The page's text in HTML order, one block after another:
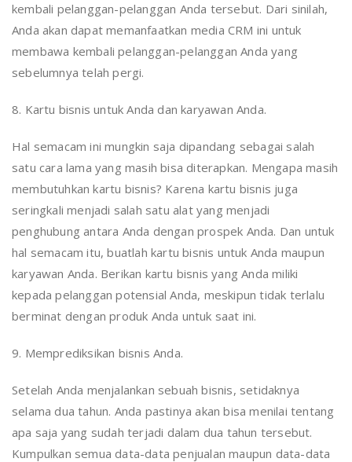
kembali pelanggan-pelanggan Anda tersebut. Dari sinilah,
Anda akan dapat memanfaatkan media CRM ini untuk
membawa kembali pelanggan-pelanggan Anda yang
sebelumnya telah pergi.
8. Kartu bisnis untuk Anda dan karyawan Anda.
Hal semacam ini mungkin saja dipandang sebagai salah
satu cara lama yang masih bisa diterapkan. Mengapa masih
membutuhkan kartu bisnis? Karena kartu bisnis juga
seringkali menjadi salah satu alat yang menjadi
penghubung antara Anda dengan prospek Anda. Dan untuk
hal semacam itu, buatlah kartu bisnis untuk Anda maupun
karyawan Anda. Berikan kartu bisnis yang Anda miliki
kepada pelanggan potensial Anda, meskipun tidak terlalu
berminat dengan produk Anda untuk saat ini.
9. Memprediksikan bisnis Anda.
Setelah Anda menjalankan sebuah bisnis, setidaknya
selama dua tahun. Anda pastinya akan bisa menilai tentang
apa saja yang sudah terjadi dalam dua tahun tersebut.
Kumpulkan semua data-data penjualan maupun data-data